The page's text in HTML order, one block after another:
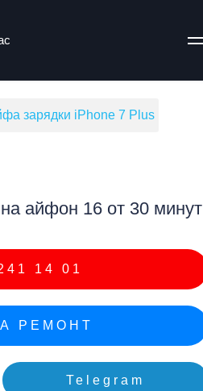
зарядки iPhone 7 Plus
айфон 16 от 30 минут
14 01
РЕМОНТ
Telegram